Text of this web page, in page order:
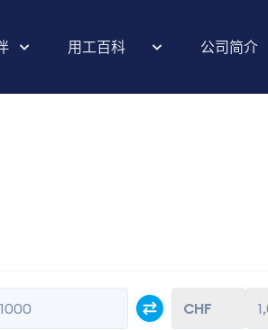
用工百科 公司简介